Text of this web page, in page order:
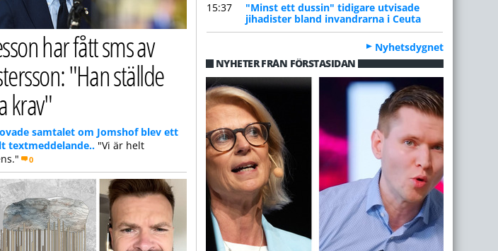
15:37
"Minst ett dussin" tidigare utvisade
jihadister bland invandrarna i Ceuta
Nyhetsdygnet
NYHETER FRÅN FÖRSTASIDAN
har fått sms av
"Han ställde
krav"
samtalet om Jomshof blev ett
textmeddelande.. "Vi är helt
0